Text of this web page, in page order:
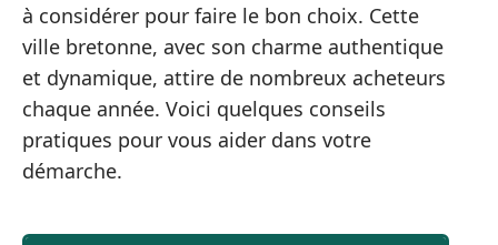
à considérer pour faire le bon choix. Cette
ville bretonne, avec son charme authentique
et dynamique, attire de nombreux acheteurs
chaque année. Voici quelques conseils
pratiques pour vous aider dans votre
démarche.